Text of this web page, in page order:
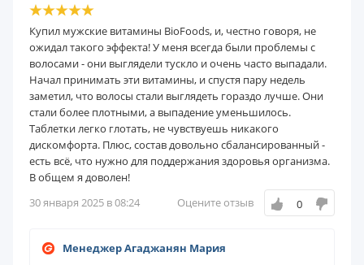
Купил мужские витамины BioFoods, и, честно говоря, не
ожидал такого эффекта! У меня всегда были проблемы с
волосами - они выглядели тускло и очень часто выпадали.
Начал принимать эти витамины, и спустя пару недель
заметил, что волосы стали выглядеть гораздо лучше. Они
стали более плотными, а выпадение уменьшилось.
Таблетки легко глотать, не чувствуешь никакого
дискомфорта. Плюс, состав довольно сбалансированный -
есть всё, что нужно для поддержания здоровья организма.
В общем я доволен!
30 января 2025 в 08:24
Оцените отзыв 0
Менеджер Агаджанян Мария